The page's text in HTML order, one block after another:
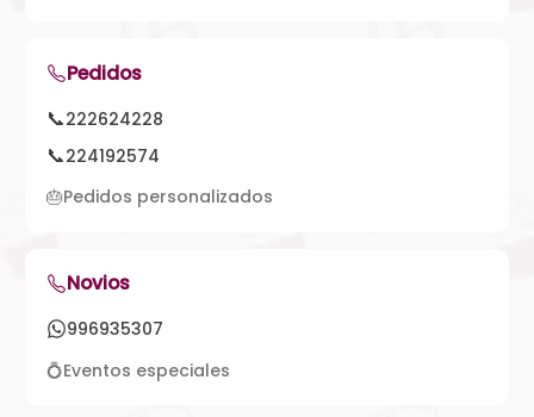
Pedidos
📞222624228
📞224192574
🎂Pedidos personalizados
Novios
996935307
💍Eventos especiales